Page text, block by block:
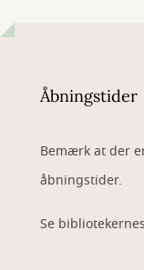
Åbningstider
Bemærk at der
åbningstider.
Se